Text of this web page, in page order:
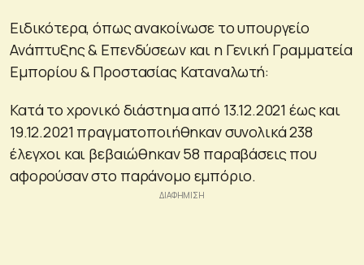
Ειδικότερα, όπως ανακοίνωσε το υπουργείο
Ανάπτυξης & Επενδύσεων και η Γενική Γραμματεία
Εμπορίου & Προστασίας Καταναλωτή:
Κατά το χρονικό διάστημα από 13.12.2021 έως και
19.12.2021 πραγματοποιήθηκαν συνολικά 238
έλεγχοι και βεβαιώθηκαν 58 παραβάσεις που
αφορούσαν στο παράνομο εμπόριο.